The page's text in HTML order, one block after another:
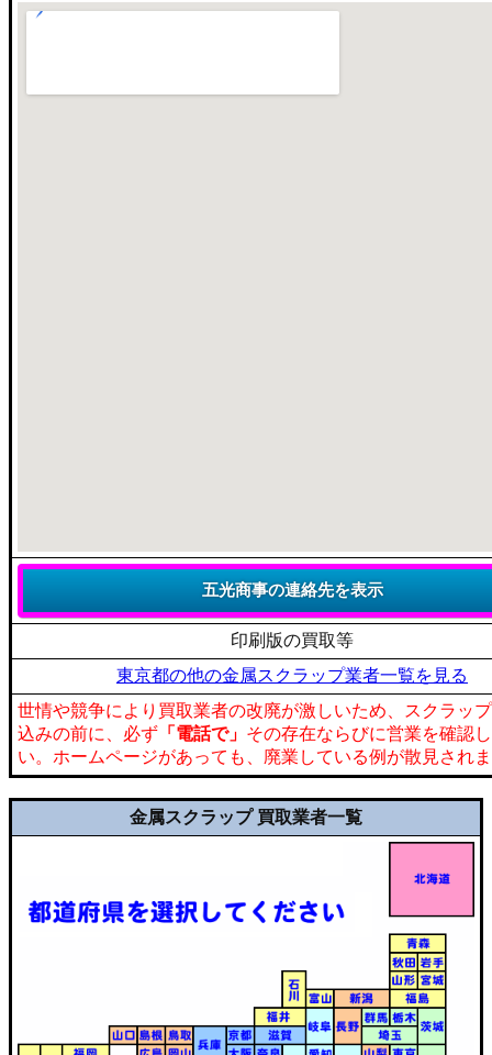
印刷版の買取等
東京都の他の金属スクラップ業者一覧を見る
世情や競争により買取業者の改廃が激しいため、スクラッ
込みの前に、必ず 「電話で」 その存在ならびに営業を確認
い。ホームページがあっても、廃業している例が散見され
金属スクラップ 買取業者一覧